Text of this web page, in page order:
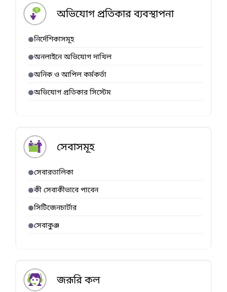
অভিযোগ প্রতিকার ব্যবস্থাপনা
নির্দেশিকাসমূহ
অনলাইনে অভিযোগ দাখিল
অনিক ও আপিল কর্মকর্তা
অভিযোগ প্রতিকার সিস্টেম
সেবাসমূহ
সেবারতালিকা
কী সেবাকীভাবে পাবেন
সিটিজেনচার্টার
সেবাকুঞ্জ
জরূরি কল